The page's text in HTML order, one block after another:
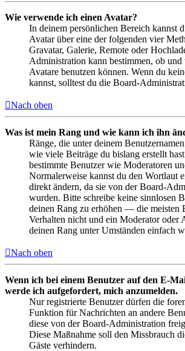
Wie verwende ich einen Avatar?
In deinem persönlichen Bereich kannst
Avatar über eine der folgenden vier
Gravatar, Galerie, Remote oder
Administration kann bestimmen, ob
Avatare benutzen können. Wenn du
kannst, solltest du die Board-
Nach oben
Was ist mein Rang und wie kann ich ihn
Ränge, die unter deinem
wie viele Beiträge du bislang erstellt
bestimmte Benutzer wie Moderatoren
Normalerweise kannst du den Wortlaut
direkt ändern, da sie von der Board-
wurden. Bitte schreibe keine sinnlosen
deinen Rang zu erhöhen — die meisten
Verhalten nicht und ein Moderator oder
deinen Rang unter Umständen einfach
Nach oben
Wenn ich bei einem Benutzer auf den E-
werde ich aufgefordert, mich anzumelden.
Nur registrierte Benutzer dürfen die
Funktion für Nachrichten an andere
diese von der Board-Administration
Diese Maßnahme soll den Missbrauch
Gäste verhindern.